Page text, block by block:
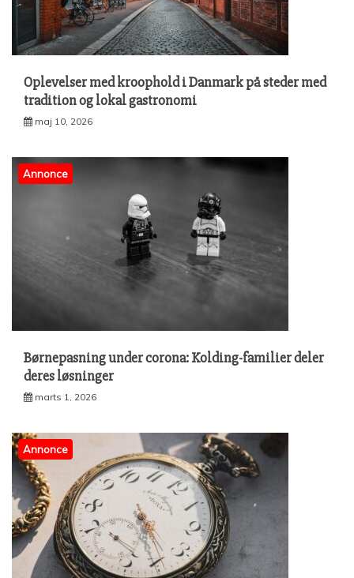
Oplevelser med kroophold i Danmark på steder med
tradition og lokal gastronomi
maj 10, 2026
Annonce
Børnepasning under corona: Kolding-familier deler
deres løsninger
marts 1, 2026
Annonce